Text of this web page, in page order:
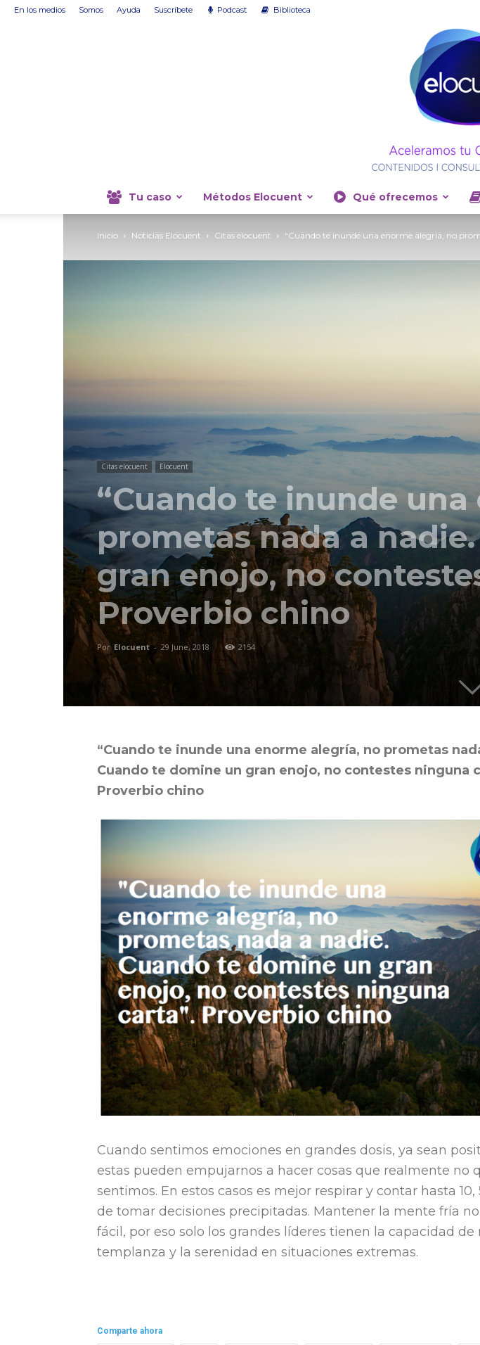
En los medios Somos Ayuda Suscríbete Podcast Biblioteca
Tu caso Métodos Elocuent Qué ofrecemos
Inicio Noticias Elocuent Citas elocuent “Cuando te inunde una enorme alegría, no
Citas elocuent Elocuent
“Cuando te inunde
prometas nada a
gran enojo, no
Proverbio chino
Por Elocuent - 29 June, 2018 2154
“Cuando te inunde una enorme alegría, no prometas
Cuando te domine un gran enojo, no contestes ninguna
Proverbio chino
Cuando sentimos emociones en grandes dosis, ya sean
estas pueden empujarnos a hacer cosas que realmente no
sentimos. En estos casos es mejor respirar y contar hasta 10,
de tomar decisiones precipitadas. Mantener la mente fría
fácil, por eso solo los grandes líderes tienen la capacidad
templanza y la serenidad en situaciones extremas.
Comparte ahora